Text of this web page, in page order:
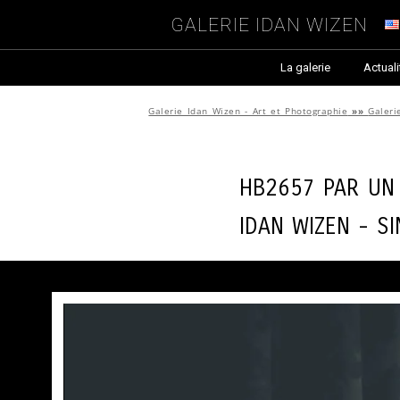
Galerie Idan Wizen
La galerie
Galerie Idan Wizen - Art et Photographie »»
HB2657 par
Idan Wizen -